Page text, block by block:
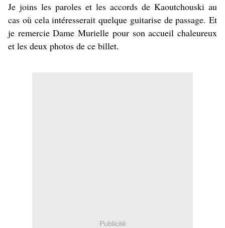
Je joins les paroles et les accords de Kaoutchouski au
cas où cela intéresserait quelque guitarise de passage. Et
je remercie Dame Murielle pour son accueil chaleureux
et les deux photos de ce billet.
Publicité